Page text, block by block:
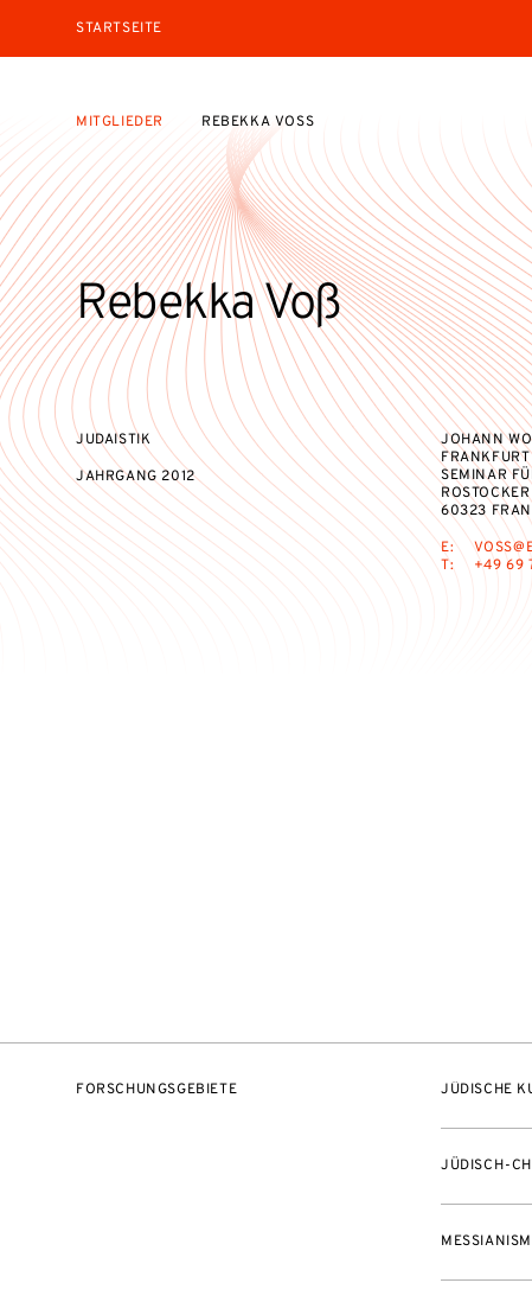
STARTSEITE
MITGLIEDER REBEKKA VOSS
Rebekka Voß
JUDAISTIK
JAHRGANG 2012
JOHANN
SEMINAR
ROSTOCKER
60323
E:
T:
+49 69
FORSCHUNGSGEBIETE JÜDISCHE
JÜDISCH-